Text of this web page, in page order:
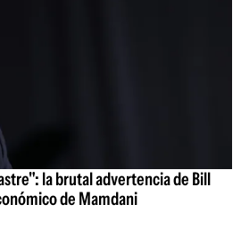
la brutal advertencia de Bill
de Mamdani